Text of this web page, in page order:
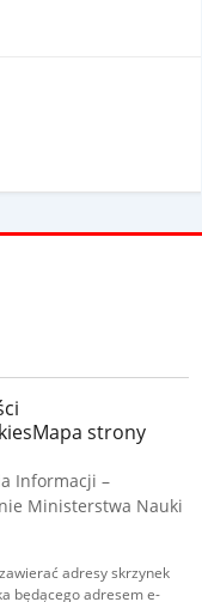
Mapa strony
Informacji –
Ministerstwa Nauki
adresy skrzynek
będącego adresem e-